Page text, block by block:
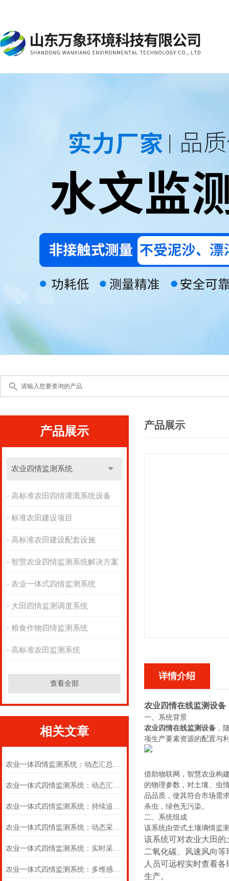
产品展示
农业四情监测系统
高标准农田四情灌溉系统设备
标准农田建设项目
高标准农田建设配套设施
智慧农业四情监测系统解决方案
农业一体式四情监测系统
大田四情监测调度系统
粮食作物四情监测系统
高标准农田监测系统
查看全部
相关文章
农业一体四情监测系统：动态汇总田间多项监测信息，防范作物生长各类风险
农业一体式四情监测系统：动态汇总田间多项监测信息，防范作物生长各类风险
农业一体式四情监测系统：持续追踪耕地生态实时状况，助力种植业发展
农业一体式四情监测系统：动态采集田间环境数据，助力农业生产提质增效
农业一体式四情监测系统：实时采集四情数据，支撑农业生产科学决策部署
农业一体式四情监测系统：多维感知田间环境，全面把控作物生长整体态势
产品展示
详情介绍
农业四情在线监测设备
一、系统背景
农业四情在线监测设备 ，
项生产要素资源的配置与
借助物联网，智慧农业构
的物理参数，对土壤、虫
品品质，使其符合市场需
杀虫，绿色无污染。
二、系统组成
该系统由管式土壤墒情监
该系统可对农业大田
二氧化碳、风速风向
人员可远程实时查看
生产。